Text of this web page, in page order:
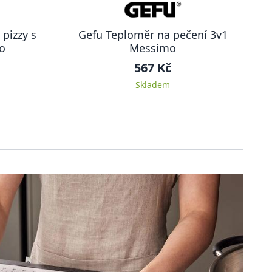
s
Gefu Teploměr na pečení 3v1
Messimo
567 Kč
Skladem